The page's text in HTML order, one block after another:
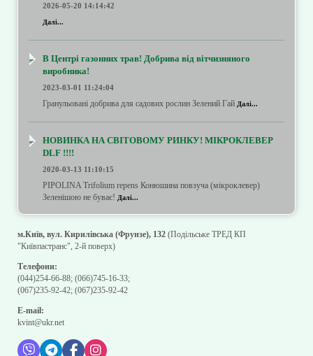
2026-05-20 14:14:42
Далі...
В Центрі газонних трав! Добрива від вітчизняного
виробника!
2023-03-01 11:24:04
Гранульовані добрива для садових рослин Зелений Гай Далі...
НОВИНКА НА СВІТОВОМУ РИНКУ! МІКРОКЛЕВЕР
DLF !!!!
2020-03-13 11:10:15
PIPOLINA Trifolium repens Конюшина повзуча (мікроклевер)
Зеленішою не буває! Далі...
м.Київ, вул. Кирилівська (Фрунзе), 132 (Подільське ТРЕД КП
"Київпастранс", 2-й поверх)
Телефони:
(044)254-66-88; (066)745-16-33;
(067)235-92-42; (067)235-92-42
E-mail:
kvint@ukr.net